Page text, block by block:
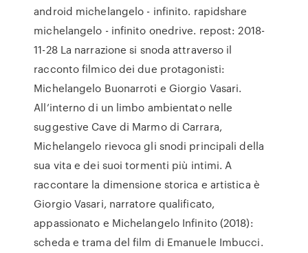
android michelangelo - infinito. rapidshare
michelangelo - infinito onedrive. repost: 2018-
11-28 La narrazione si snoda attraverso il
racconto filmico dei due protagonisti:
Michelangelo Buonarroti e Giorgio Vasari.
All’interno di un limbo ambientato nelle
suggestive Cave di Marmo di Carrara,
Michelangelo rievoca gli snodi principali della
sua vita e dei suoi tormenti più intimi. A
raccontare la dimensione storica e artistica è
Giorgio Vasari, narratore qualificato,
appassionato e Michelangelo Infinito (2018):
scheda e trama del film di Emanuele Imbucci.